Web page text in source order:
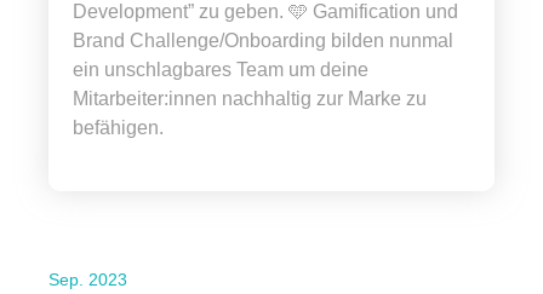
Development” zu geben. 🩵 Gamification und
Brand Challenge/Onboarding bilden nunmal
ein unschlagbares Team um deine
Mitarbeiter:innen nachhaltig zur Marke zu
befähigen.
Sep. 2023